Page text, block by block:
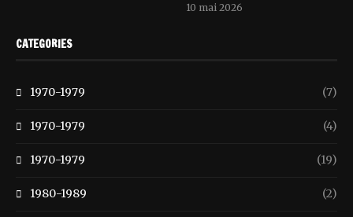
10 mai 2026
CATEGORIES
1970-1979 (7)
1970-1979 (4)
1970-1979 (19)
1980-1989 (2)